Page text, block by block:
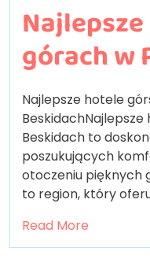
górach w
Najlepsze hotele
Beskidach to
poszukujących
otoczeniu pięknych
to region, który
Read More